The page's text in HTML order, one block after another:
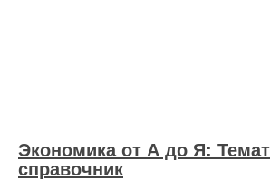
Экономика от А до Я:
справочник